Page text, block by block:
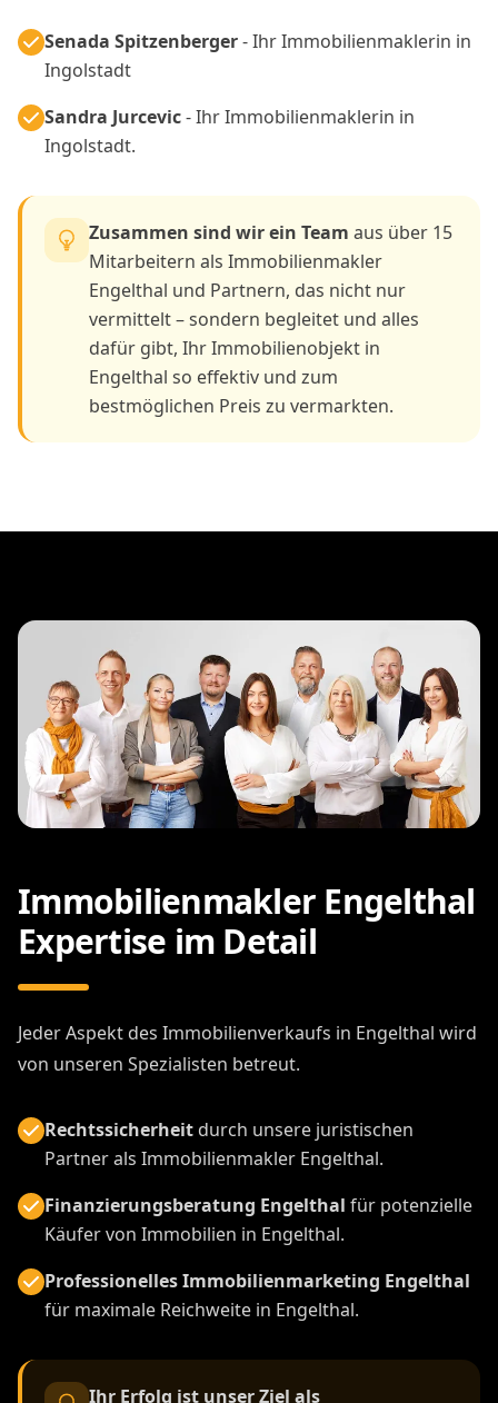
Senada Spitzenberger- Ihr Immobilienmaklerin in
Ingolstadt
Sandra Jurcevic- Ihr Immobilienmaklerin in
Ingolstadt.
Zusammen sind wir ein Team aus über 15
Mitarbeitern als Immobilienmakler
Engelthal und Partnern, das nicht nur
vermittelt – sondern begleitet und alles
dafür gibt, Ihr Immobilienobjekt in
Engelthal so effektiv und zum
bestmöglichen Preis zu vermarkten.
Immobilienmakler Engelthal
Expertise im Detail
Jeder Aspekt des Immobilienverkaufs in Engelthal wird
von unseren Spezialisten betreut.
Rechtssicherheitdurch unsere juristischen
Partner als Immobilienmakler Engelthal.
Finanzierungsberatung Engelthal für potenzielle
Käufer von Immobilien in Engelthal.
Professionelles Immobilienmarketing Engelthal
für maximale Reichweite in Engelthal.
Ihr Erfolg ist unser Ziel als